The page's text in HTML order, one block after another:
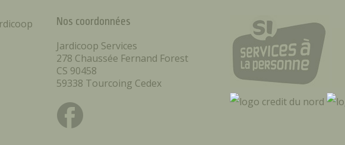
Nos coordonnées
Jardicoop Services
278 Chaussée Fernand Forest
CS 90458
59338 Tourcoing Cedex